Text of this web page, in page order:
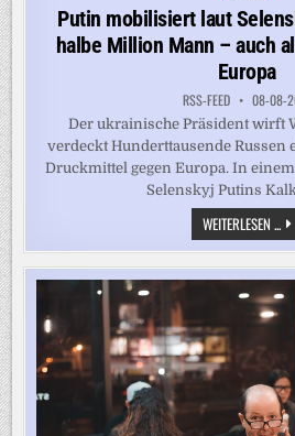
in
Putin mobilisiert laut
halbe Million Mann – auch
Europa
RSS-FEED 08-08-
Der ukrainische Präsident wirft
verdeckt Hunderttausende Russen
Druckmittel gegen Europa. In
Selenskyj Putins
WEITERLESEN ...
ALS